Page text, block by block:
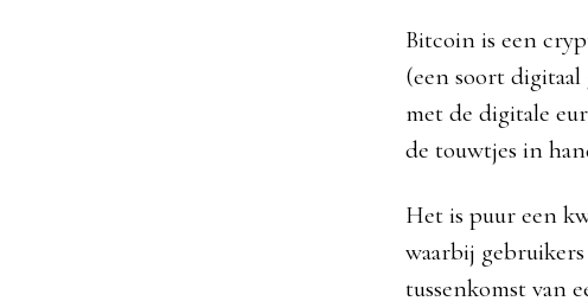
Bitcoin is een
(een soort
met de digitale
de touwtjes in
Het is puur een
waarbij
tussenkomst van